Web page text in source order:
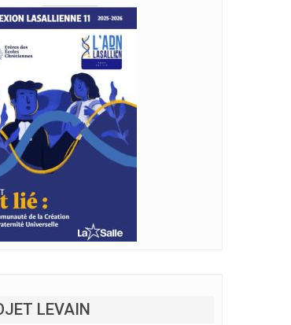
LEVAIN